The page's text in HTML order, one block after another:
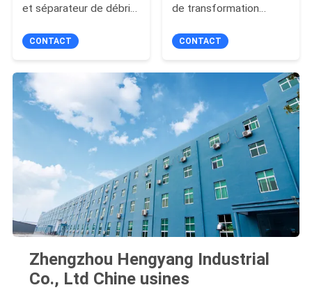
et séparateur de débris
bande
CONTACT
de transformation
30TPH solides
CONTACT
Zhengzhou Hengyang Industrial
Co., Ltd Chine usines